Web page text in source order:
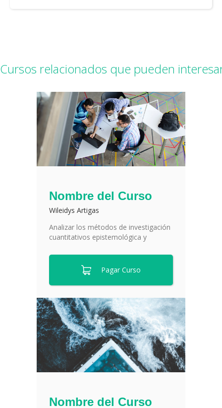
Cursos relacionados que pueden
Nombre del Curso
Wileidys Artigas
Analizar los métodos de investigación
cuantitativos epistemológica y
Pagar Curso
Nombre del Curso